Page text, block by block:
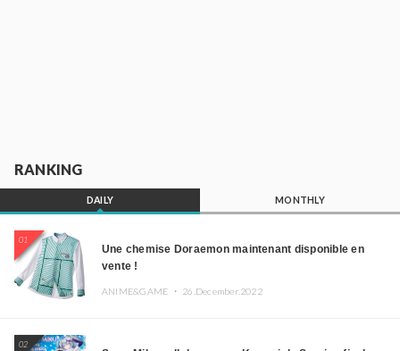
RANKING
DAILY MONTHLY
01
Une chemise Doraemon maintenant disponible en
vente !
ANIME&GAME ・ 26.December.2022
02